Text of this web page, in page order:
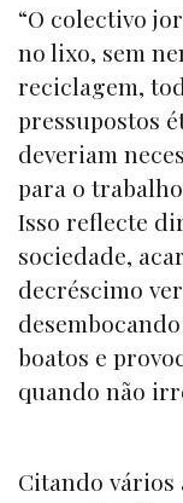
“O colectivo
no lixo, sem
reciclagem,
pressupostos
deveriam
para o
Isso reflecte
sociedade,
decréscimo
boatos e
quando não
Citando vários